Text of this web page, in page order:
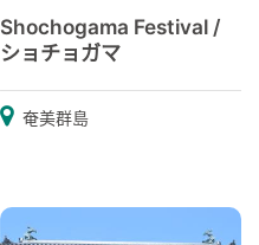
Shochogama Festival /
ショチョガマ
奄美群島